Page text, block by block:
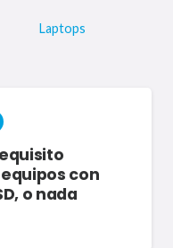
Laptops
con
o nada